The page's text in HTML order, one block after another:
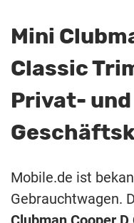
Mini
Classic
Privat- und
Mobile.de ist
Gebrauchtwagen.